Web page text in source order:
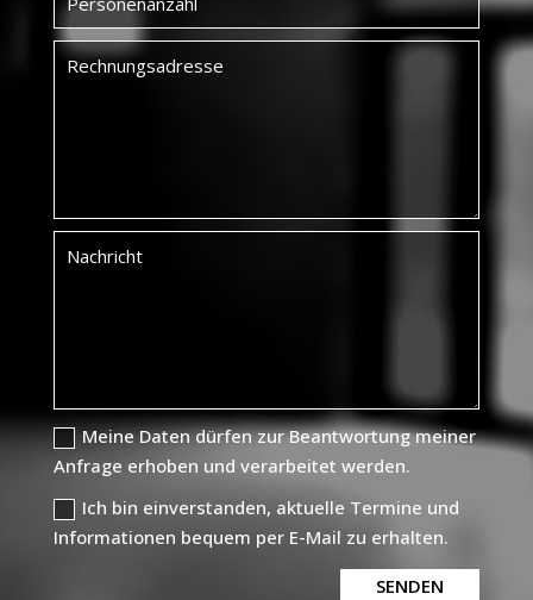
Meine Daten dürfen zur Beantwortung meiner
Anfrage erhoben und verarbeitet werden.
Ich bin einverstanden, aktuelle Termine und
Informationen bequem per E-Mail zu erhalten.
SENDEN